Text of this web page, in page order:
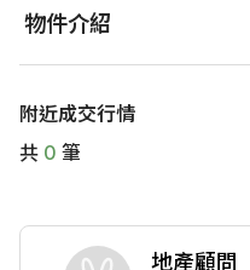
物件介紹
附近成交行情
共 0 筆
地產顧問